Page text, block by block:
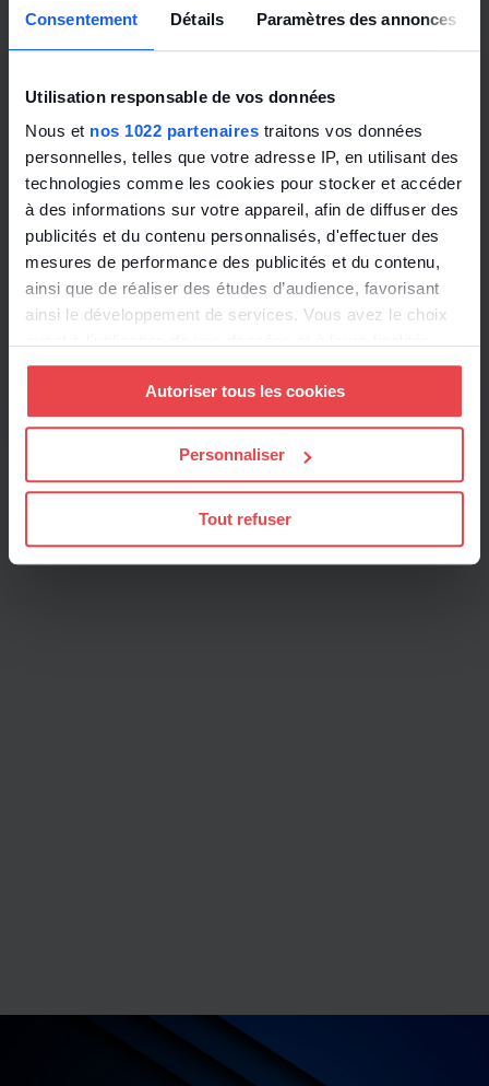
Consentement Détails Paramètres des annonces
Utilisation responsable de vos données
Nous et nos 1022 partenaires traitons vos données
personnelles, telles que votre adresse IP, en utilisant des
technologies comme les cookies pour stocker et accéder
à des informations sur votre appareil, afin de diffuser des
publicités et du contenu personnalisés, d'effectuer des
mesures de performance des publicités et du contenu,
ainsi que de réaliser des études d’audience, favorisant
ainsi le développement de services. Vous avez le choix
Vous pouvez modifier ou retirer votre consentement à
tout moment en consultant la Déclaration relative aux
cookies ou en cliquant sur l'icône de confidentialité.
géographique qui peuvent être précises à plusieurs
Autoriser tous les cookies
Personnaliser
Tout refuser
Notez-le: Les différents experts assistant le CE
secret et discrétion que les représentants du
personnel. Ils ne peuvent donc pas non plus
divulguer d’informations confidentielles, sous
peine de se voir civilement sanctionnés.
Dans les années à venir, un nouveau contentieux
pourrait naître.
Toute l'actualité